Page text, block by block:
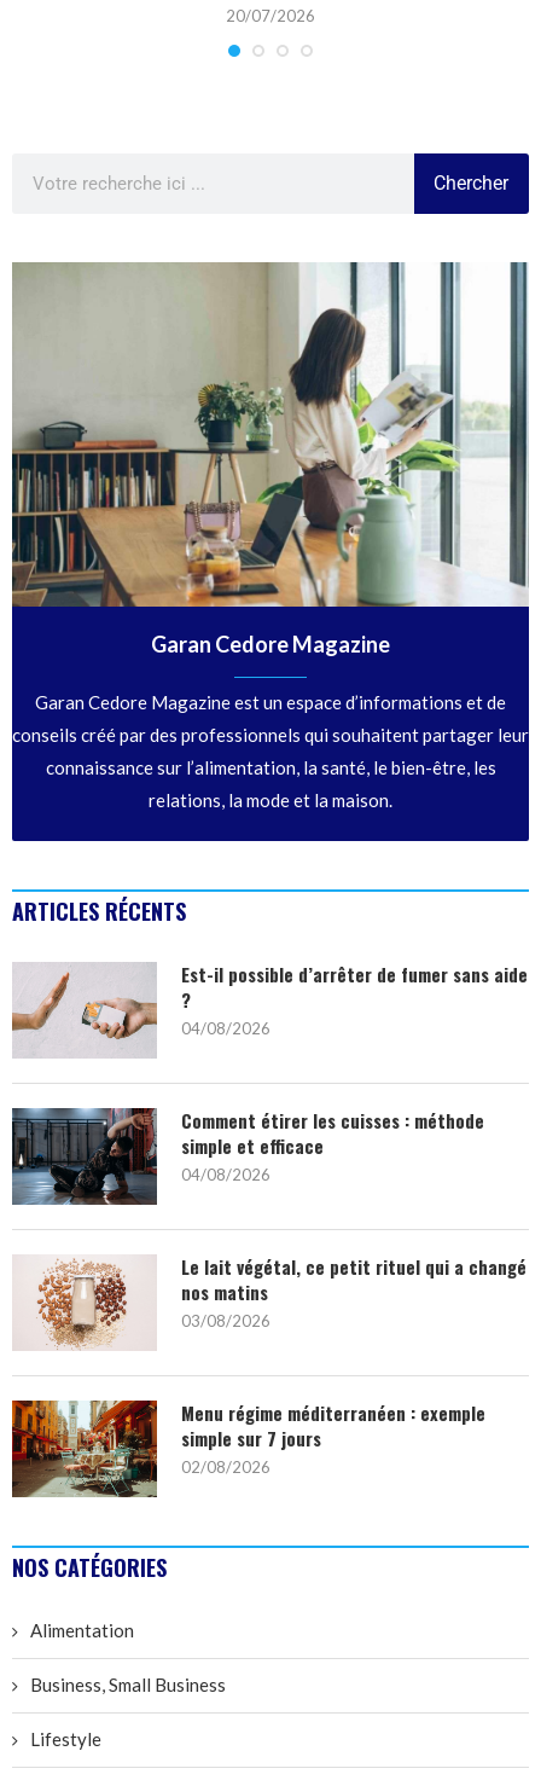
20/07/2026
Chercher
Garan Cedore Magazine
Garan Cedore Magazine est un espace d’informations et de
conseils créé par des professionnels qui souhaitent partager leur
connaissance sur l’alimentation, la santé, le bien-être, les
relations, la mode et la maison.
ARTICLES RÉCENTS
Est-il possible d’arrêter de fumer sans aide
?
04/08/2026
Comment étirer les cuisses : méthode
simple et efficace
04/08/2026
Le lait végétal, ce petit rituel qui a changé
nos matins
03/08/2026
Menu régime méditerranéen : exemple
simple sur 7 jours
02/08/2026
NOS CATÉGORIES
Alimentation
Business, Small Business
Lifestyle